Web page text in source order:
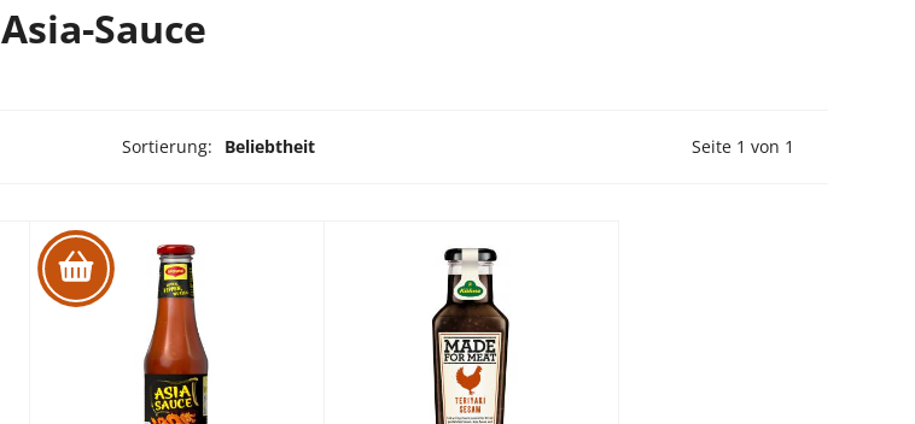
Asia-Sauce
Sortierung: Beliebtheit Vorherige Seite
Seite 1 von 1